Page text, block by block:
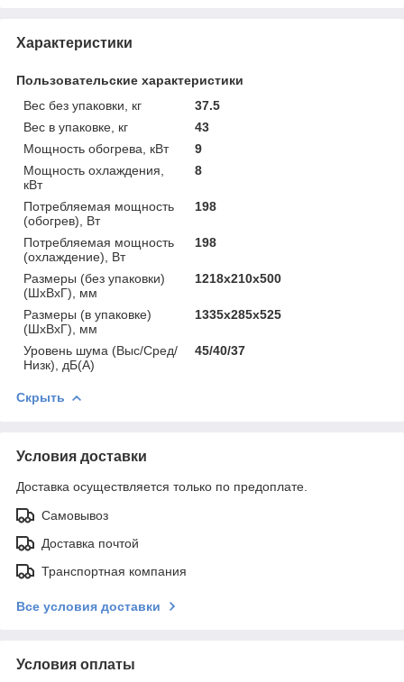
Характеристики
Пользовательские характеристики
Вес без упаковки, кг
37.5
Вес в упаковке, кг
43
Мощность обогрева, кВт
9
Мощность охлаждения,
кВт
8
Потребляемая мощность
(обогрев), Вт
198
Потребляемая мощность
(охлаждение), Вт
198
Размеры (без упаковки)
(ШхВхГ), мм
1218х210х500
Размеры (в упаковке)
(ШхВхГ), мм
1335х285х525
Уровень шума (Выс/Сред/
Низк), дБ(А)
45/40/37
Скрыть
Условия доставки
Доставка осуществляется только по предоплате.
Самовывоз
Доставка почтой
Транспортная компания
Все условия доставки
Условия оплаты